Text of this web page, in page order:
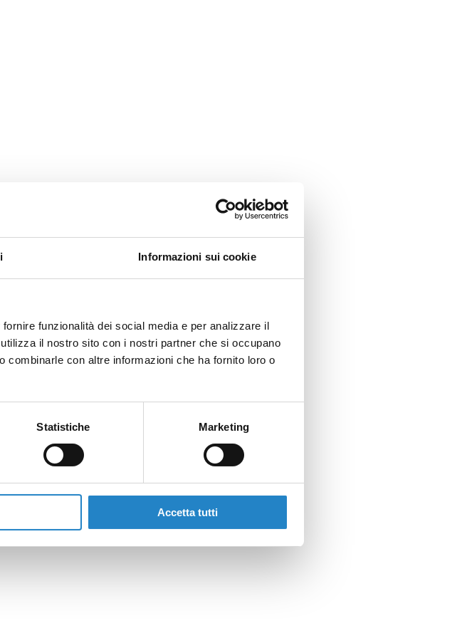
Informazioni sui cookie
funzionalità dei social media e per analizzare il
il nostro sito con i nostri partner che si occupano
combinarle con altre informazioni che ha fornito loro o
Statistiche Marketing
Accetta tutti